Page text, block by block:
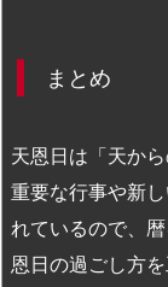
まとめ
天恩日は「天か
重要な行事や新
れているので、
恩日の過ごし方